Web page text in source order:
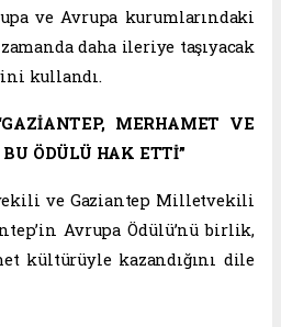
ve Avrupa kurumlarındaki
daha ileriye taşıyacak
kullandı.
MERHAMET VE
ÖDÜLÜ HAK ETTİ”
ve Gaziantep Milletvekili
Avrupa Ödülü’nü birlik,
kültürüyle kazandığını dile